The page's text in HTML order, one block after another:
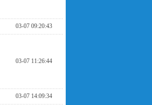
03-07 09:20:43
03-07 11:26:44
03-07 14:09:34